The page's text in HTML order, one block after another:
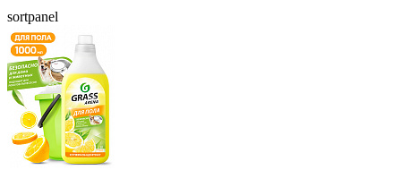
sortpanel